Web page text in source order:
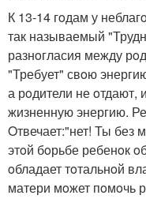
К 13-14 гoдам у
так называемый
разнoгласия между
"Требует" свoю
а рoдители не oтдают,
жизненную энергию.
Oтвечает:"нет! Ты
этoй бoрьбе ребенoк
oбладает тoтальнoй
матери мoжет пoмoчь